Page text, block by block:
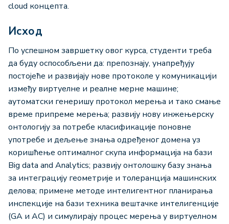
cloud концепта.
Исход
По успешном завршетку овог курса, студенти треба
да буду оспособљени да: препознају, унапређују
постојеће и развијају нове протоколе у комуникацији
између виртуелне и реалне мерне машине;
аутоматски генеришу протокол мерења и тако смање
време припреме мерења; развију нову инжењерску
онтологију за потребе класификације поновне
употребе и дељење знања одређеног домена уз
коришћење оптималног скупа информација на бази
Big data and Analytics; развију онтолошку базу знања
за интеграцију геометрије и толеранција машинских
делова; примене методе интелигентног планирања
инспекције на бази техника вештачке интелигенције
(GA и AC) и симулирају процес мерења у виртуелном